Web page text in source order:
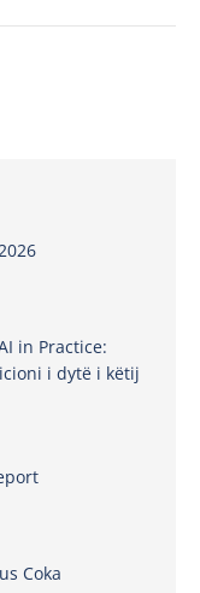
in Practice:
i dytë i këtij
Coka